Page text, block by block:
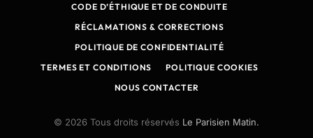
CODE D’ÉTHIQUE ET DE CONDUITE
RÉCLAMATIONS & CORRECTIONS
POLITIQUE DE CONFIDENTIALITÉ
TERMES ET CONDITIONS
POLITIQUE COOKIES
NOUS CONTACTER
© 2026 Tous droits réservés Le Parisien Matin.